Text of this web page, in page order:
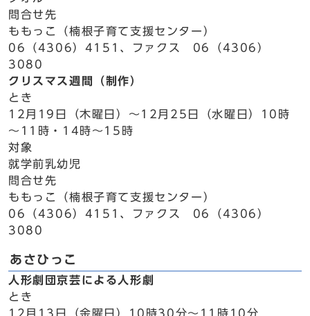
問合せ先
ももっこ（楠根子育て支援センター）
06（4306）4151、ファクス 06（4306）
3080
クリスマス週間（制作）
とき
12月19日（木曜日）～12月25日（水曜日）10時
～11時・14時～15時
対象
就学前乳幼児
問合せ先
ももっこ（楠根子育て支援センター）
06（4306）4151、ファクス 06（4306）
3080
あさひっこ
人形劇団京芸による人形劇
とき
12月13日（金曜日）10時30分～11時10分